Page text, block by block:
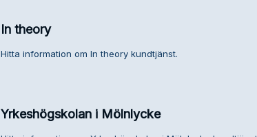
In theory
Hitta information om In theory kundtjänst.
Yrkeshögskolan i Mölnlycke